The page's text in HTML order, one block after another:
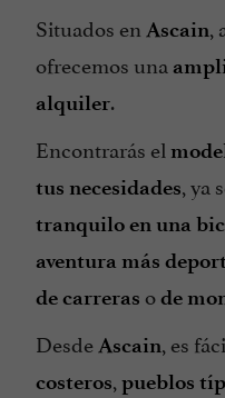
Situados en Ascain,
ofrecemos una
alquiler.
Encontrarás el
tus necesidades, ya
tranquilo en una
aventura más
de carreras ode
DesdeAscain, es
costeros, pueblos